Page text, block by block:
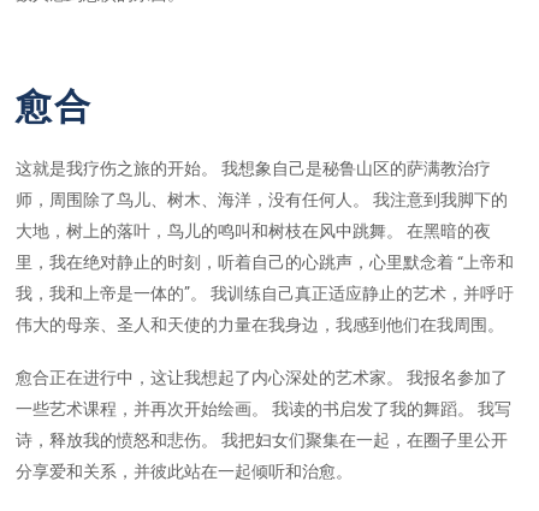
愈合
这就是我疗伤之旅的开始。 我想象自己是秘鲁山区的萨满教治疗
师，周围除了鸟儿、树木、海洋，没有任何人。 我注意到我脚下的
大地，树上的落叶，鸟儿的鸣叫和树枝在风中跳舞。 在黑暗的夜
里，我在绝对静止的时刻，听着自己的心跳声，心里默念着 “上帝和
我，我和上帝是一体的”。 我训练自己真正适应静止的艺术，并呼吁
伟大的母亲、圣人和天使的力量在我身边，我感到他们在我周围。
愈合正在进行中，这让我想起了内心深处的艺术家。 我报名参加了
一些艺术课程，并再次开始绘画。 我读的书启发了我的舞蹈。 我写
诗，释放我的愤怒和悲伤。 我把妇女们聚集在一起，在圈子里公开
分享爱和关系，并彼此站在一起倾听和治愈。